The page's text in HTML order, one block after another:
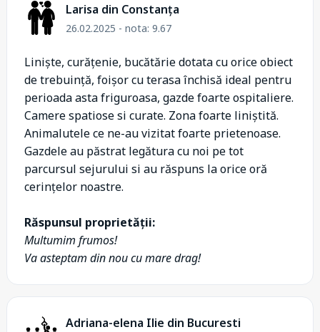
Larisa din Constanța
26.02.2025 - nota: 9.67
Liniște, curățenie, bucătărie dotata cu orice obiect
de trebuință, foișor cu terasa închisă ideal pentru
perioada asta friguroasa, gazde foarte ospitaliere.
Camere spatiose si curate. Zona foarte liniștită.
Animalutele ce ne-au vizitat foarte prietenoase.
Gazdele au păstrat legătura cu noi pe tot
parcursul sejurului si au răspuns la orice oră
cerințelor noastre.
Răspunsul proprietății:
Multumim frumos!
Va asteptam din nou cu mare drag!
Adriana-elena Ilie din Bucuresti